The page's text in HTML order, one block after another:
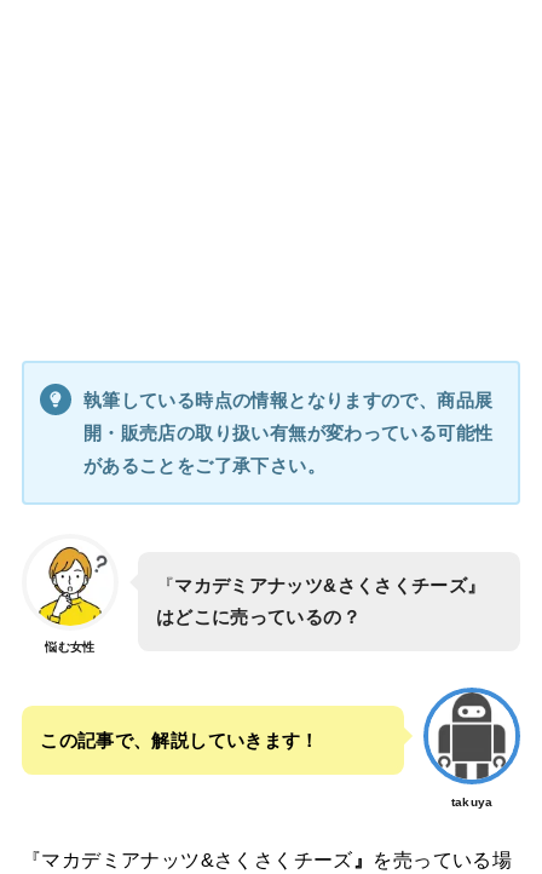
執筆している時点の情報となりますので、商品展
開・販売店の取り扱い有無が変わっている可能性
があることをご了承下さい。
悩む女性
『マカデミアナッツ&さくさくチーズ』
はどこに売っているの？
takuya
この記事で、解説していきます！
『マカデミアナッツ&さくさくチーズ 』 を売っている場